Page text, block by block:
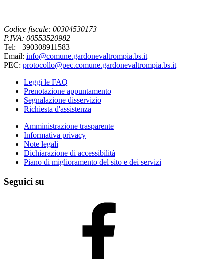
Codice fiscale: 00304530173
P.IVA: 00553520982
Tel: +390308911583
Email: info@comune.gardonevaltrompia.bs.it
PEC: protocollo@pec.comune.gardonevaltrompia.bs.it
Leggi le FAQ
Prenotazione appuntamento
Segnalazione disservizio
Richiesta d'assistenza
Amministrazione trasparente
Informativa privacy
Note legali
Dichiarazione di accessibilità
Piano di miglioramento del sito e dei servizi
Seguici su